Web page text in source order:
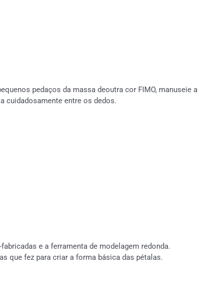
pedaços da massa deoutra cor FIMO, manuseie a
cuidadosamente entre os dedos.
e a ferramenta de modelagem redonda.
que fez para criar a forma básica das pétalas.